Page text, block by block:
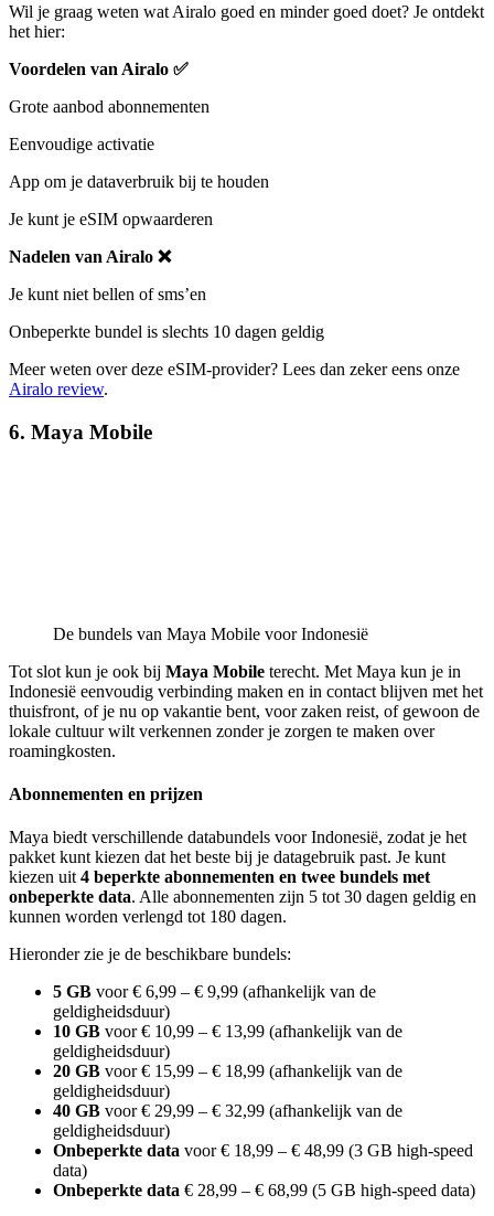
Wil je graag weten wat Airalo goed en minder goed doet? Je ontdekt
het hier:
Voordelen van Airalo ✅
Grote aanbod abonnementen
Eenvoudige activatie
App om je dataverbruik bij te houden
Je kunt je eSIM opwaarderen
Nadelen van Airalo ❌
Je kunt niet bellen of sms’en
Onbeperkte bundel is slechts 10 dagen geldig
Meer weten over deze eSIM-provider? Lees dan zeker eens onze
Airalo review.
6. Maya Mobile
De bundels van Maya Mobile voor Indonesië
Tot slot kun je ook bij Maya Mobile terecht. Met Maya kun je in
Indonesië eenvoudig verbinding maken en in contact blijven met het
thuisfront, of je nu op vakantie bent, voor zaken reist, of gewoon de
lokale cultuur wilt verkennen zonder je zorgen te maken over
roamingkosten.
Abonnementen en prijzen
Maya biedt verschillende databundels voor Indonesië, zodat je het
pakket kunt kiezen dat het beste bij je datagebruik past. Je kunt
kiezen uit 4 beperkte abonnementen en twee bundels met
onbeperkte data. Alle abonnementen zijn 5 tot 30 dagen geldig en
kunnen worden verlengd tot 180 dagen.
Hieronder zie je de beschikbare bundels:
5 GB voor € 6,99 – € 9,99 (afhankelijk van de
geldigheidsduur)
10 GB voor € 10,99 – € 13,99 (afhankelijk van de
geldigheidsduur)
20 GB voor € 15,99 – € 18,99 (afhankelijk van de
geldigheidsduur)
40 GB voor € 29,99 – € 32,99 (afhankelijk van de
geldigheidsduur)
Onbeperkte data voor € 18,99 – € 48,99 (3 GB high-speed
data)
Onbeperkte data € 28,99 – € 68,99 (5 GB high-speed data)